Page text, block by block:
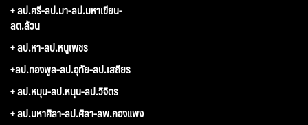
+ ลป.ศรี-ลป.มา-ลป.มหาเขียน-
ลต.ล้วน
+ ลป.หา-ลป.หนูเพชร
+ลป.ทองพูล-ลป.อุทัย-ลป.เสถียร
+ ลป.หมุน-ลป.หนุน-ลป.วิจิตร
+ ลป.มหาศิลา-ลป.ศิลา-ลพ.กองแพง